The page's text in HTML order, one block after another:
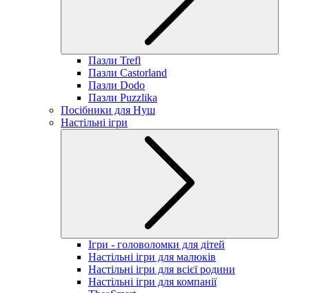
Пазли Trefl
Пазли Castorland
Пазли Dodo
Пазли Puzzlika
Посібники для Нуш
Настільні ігри
Ігри - головоломки для дітей
Настільні ігри для малюків
Настільні ігри для всієї родини
Настільні ігри для компанії